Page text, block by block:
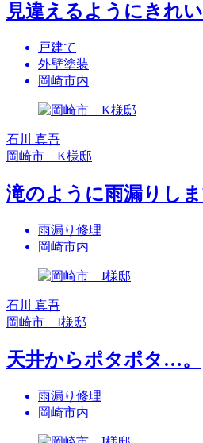
見違えるようにきれ
戸建て
外壁塗装
岡崎市内
石川 真吾
岡崎市 K様邸
滝のように雨漏りしま
雨漏り修理
岡崎市内
石川 真吾
岡崎市 I様邸
天井からポタポタ…。
雨漏り修理
岡崎市内